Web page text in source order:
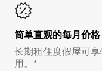
简单直观的每月价格
长期租住度假屋可
用。*